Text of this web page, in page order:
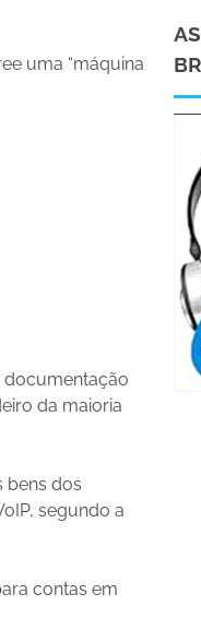
uma “máquina
documentação
da maioria
bens dos
segundo a
contas em